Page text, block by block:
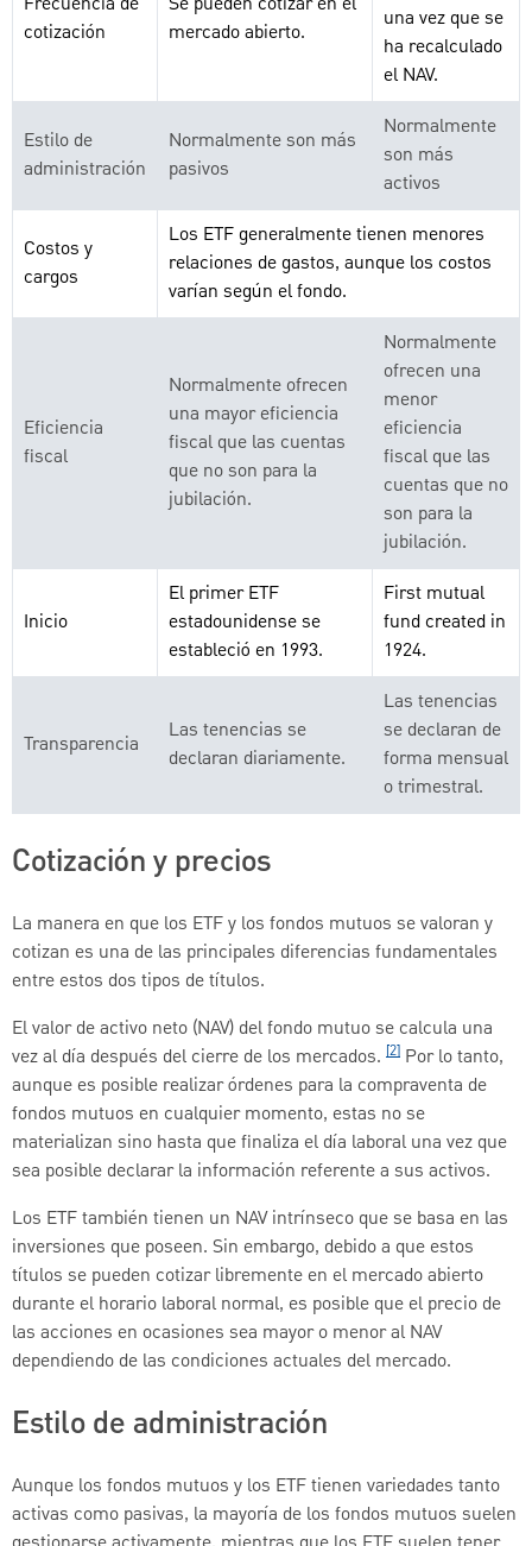
cotización
mercado abierto.
una vez que se
ha recalculado
el NAV.
Estilo de
administración
Normalmente son más
pasivos
Normalmente
son más
activos
Costos y
cargos
Los ETF generalmente tienen menores
relaciones de gastos, aunque los costos
varían según el fondo.
Eficiencia
fiscal
Normalmente ofrecen
una mayor eficiencia
fiscal que las cuentas
que no son para la
jubilación.
Normalmente
ofrecen una
menor
eficiencia
fiscal que las
cuentas que no
son para la
jubilación.
Inicio
El primer ETF
estadounidense se
estableció en 1993.
First mutual
fund created in
1924.
Transparencia
Las tenencias se
declaran diariamente.
Las tenencias
se declaran de
forma mensual
o trimestral.
Cotización y precios
La manera en que los ETF y los fondos mutuos se valoran y
cotizan es una de las principales diferencias fundamentales
entre estos dos tipos de títulos.
El valor de activo neto (NAV) del fondo mutuo se calcula una
vez al día después del cierre de los mercados. [2] Por lo tanto,
aunque es posible realizar órdenes para la compraventa de
fondos mutuos en cualquier momento, estas no se
materializan sino hasta que finaliza el día laboral una vez que
sea posible declarar la información referente a sus activos.
Los ETF también tienen un NAV intrínseco que se basa en las
inversiones que poseen. Sin embargo, debido a que estos
títulos se pueden cotizar libremente en el mercado abierto
durante el horario laboral normal, es posible que el precio de
las acciones en ocasiones sea mayor o menor al NAV
dependiendo de las condiciones actuales del mercado.
Estilo de administración
Aunque los fondos mutuos y los ETF tienen variedades tanto
activas como pasivas, la mayoría de los fondos mutuos suelen